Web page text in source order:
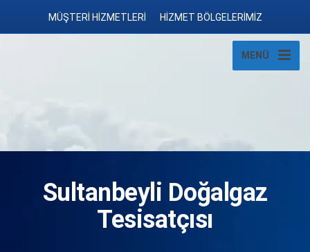
MÜŞTERİ HİZMETLERİ HİZMET BÖLGELERİMİZ
MENÜ
Sultanbeyli Doğalgaz
Tesisatçısı